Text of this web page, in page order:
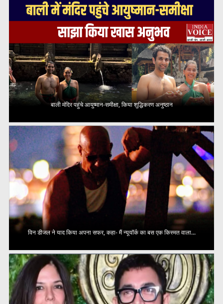
बाली मंदिर पहुंचे आयुष्मान-समीक्षा, किया शुद्धिकरण अनुष्ठान
विन डीजल ने याद किया अपना सफर, कहा- मैं न्यूयॉर्क का बस एक किस्मत वाला...